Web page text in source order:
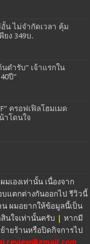
น ไม่จำกัดเวลา คุ้ม
ยง 349บ.
ตำรับ” เจ้าแรกใน
ปี”
ครอฟเฟิลโฮมเมด
าโดนใจ
เองเท่านั้น เนื่องจาก
แตกต่างกันออกไป รีวิวนี้
ผมอยากให้ข้อมูลนี้เป็น
นใจเท่านั้นครับ
หากมี
ายร้านหรือปิดกิจการไป